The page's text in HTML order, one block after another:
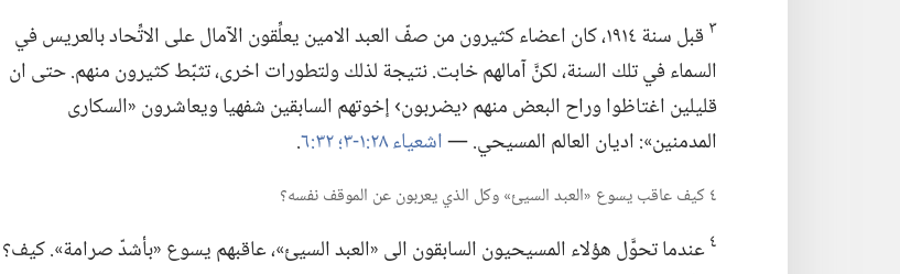
٣
قبل سنة ١٩١٤،‏ كان اعضاء كثيرون من صفّ العبد الامين يعلِّقون الآمال على الاتِّحاد بالعريس في
السماء في تلك السنة،‏ لكنَّ آمالهم خابت.‏ نتيجة لذلك ولتطورات اخرى،‏ تثبّط كثيرون منهم.‏ حتى ان
قليلين اغتاظوا وراح البعض منهم ‹يضربون› إخوتهم السابقين شفهيا ويعاشرون «السكارى
المدمنين»:‏ اديان العالم المسيحي.‏ —‏اشعياء ٢٨:‏١-‏٣؛‏ ‏.‏
٤ كيف عاقب يسوع «العبد السيئ» وكل الذي يعربون عن الموقف نفسه؟‏
٤عندما تحوَّل هؤلاء المسيحيون السابقون الى «العبد السيئ»،‏ عاقبهم يسوع «بأشدّ صرامة».‏ كيف؟‏